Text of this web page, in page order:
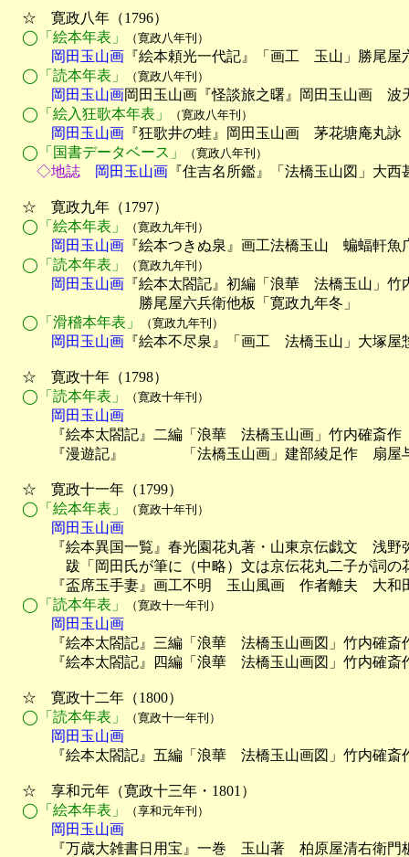
☆　寛政八年（1796）
◯「絵本年表」
（寛政八年刊）
岡田玉山画 『絵本頼光一代記』「画工　玉山」勝尾
◯「読本年表」
（寛政八年刊）
岡田玉山画岡田玉山画『怪談旅之曙』岡田玉山画　
◯「絵入狂歌本年表」
（寛政八年刊）
岡田玉山画 『狂歌井の蛙』岡田玉山画　茅花塘庵丸
◯「国書データベース」
（寛政八年刊）
◇地誌 岡田玉山画 『住吉名所鑑』「法橋玉山図」大
☆　寛政九年（1797）
◯「絵本年表」
（寛政九年刊）
岡田玉山画 『絵本つきぬ泉』画工法橋玉山　蝙蝠軒
◯「読本年表」
（寛政九年刊）
岡田玉山画 『絵本太閤記』初編「浪華　法橋玉山」
勝尾屋六兵衛他板「寛政九年冬」
◯「滑稽本年表」
（寛政九年刊）
岡田玉山画 『絵本不尽泉』「画工　法橋玉山」大塚
☆　寛政十年（1798）
◯「読本年表」
（寛政十年刊）
岡田玉山画
『絵本太閤記』二編「浪華　法橋玉山画」竹内確斎作
『漫遊記』　　　　「法橋玉山画」建部綾足作　扇屋
☆　寛政十一年（1799）
◯「絵本年表」
（寛政十年刊）
岡田玉山画
『絵本異国一覧』春光園花丸著・山東京伝戯文　浅野
跋「岡田氏が筆に（中略）文は京伝花丸二子が詞の
『盃席玉手妻』画工不明　玉山風画　作者離夫　大和
◯「読本年表」
（寛政十一年刊）
岡田玉山画
『絵本太閤記』三編「浪華　法橋玉山画図」竹内確斎
『絵本太閤記』四編「浪華　法橋玉山画図」竹内確斎
☆　寛政十二年（1800）
◯「読本年表」
（寛政十一年刊）
岡田玉山画
『絵本太閤記』五編「浪華　法橋玉山画図」竹内確斎
☆　享和元年（寛政十三年・1801）
◯「絵本年表」
（享和元年刊）
岡田玉山画
『万歳大雑書日用宝』一巻　玉山著　柏原屋清右衛門